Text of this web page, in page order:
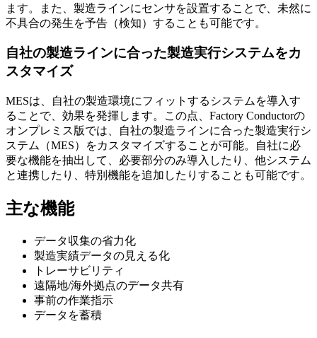
ます。また、製造ラインにセンサを設置することで、 未然に
不具合の発生を予告（検知） することも可能です。
自社の製造ラインに合った製造実行システムをカ
スタマイズ
MESは、自社の製造環境にフィットするシステムを導入す
ることで、効果を発揮します。この点、Factory Conductorの
オンプレミス版では、
自社の製造ラインに合った製造実行シ
ステム（MES）をカスタマイズすることが可能。自社に必
要な機能を抽出して、必要部分のみ導入したり、他システム
と連携したり、特別機能を追加したりすることも可能です。
主な機能
データ収集の省力化
製造実績データの見える化
トレーサビリティ
遠隔地/海外拠点のデータ共有
事前の作業指示
データを蓄積